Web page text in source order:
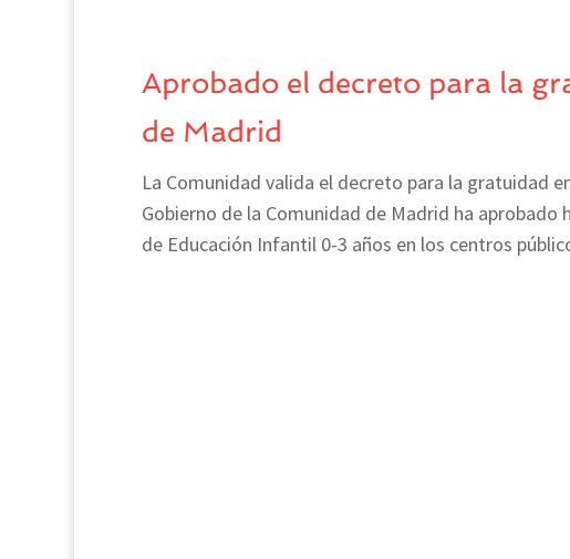
Aprobado el decreto para la
de Madrid
La Comunidad valida el decreto para la gratuidad
Gobierno de la Comunidad de Madrid ha
de Educación Infantil 0-3 años en los centros